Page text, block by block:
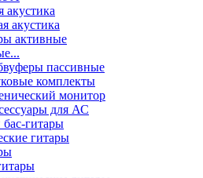
акустика
акустика
активные
пассивные
комплекты
монитор
для АС
гитары
гитары